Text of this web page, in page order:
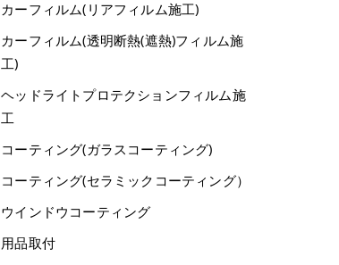
カーフィルム(リアフィルム施工)
カーフィルム(透明断熱(遮熱)フィルム施
工)
ヘッドライトプロテクションフィルム施
工
コーティング(ガラスコーティング)
コーティング(セラミックコーティング）
ウインドウコーティング
用品取付